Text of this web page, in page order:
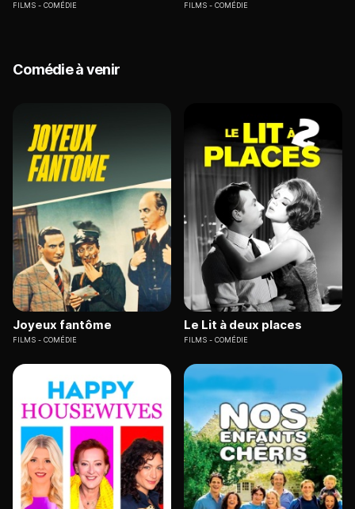
FILMS COMÉDIE FILMS COMÉDIE
Comédie à venir
Joyeux fantôme
FILMS COMÉDIE
Le Lit à deux places
FILMS COMÉDIE